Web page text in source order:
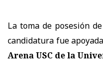
La toma de posesión
candidatura fue
Arena USC de la